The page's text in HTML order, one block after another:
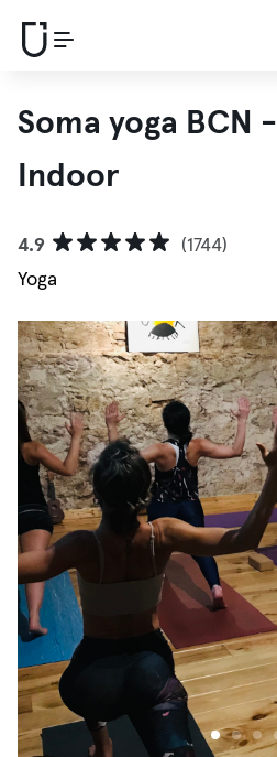
Soma yoga BCN
Indoor
4.9
(1744)
Yoga